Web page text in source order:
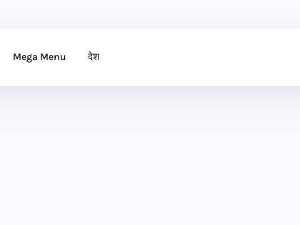
Mega Menu देश